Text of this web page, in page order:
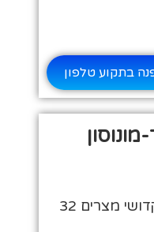
בתקוע טלפון
מצרים 32